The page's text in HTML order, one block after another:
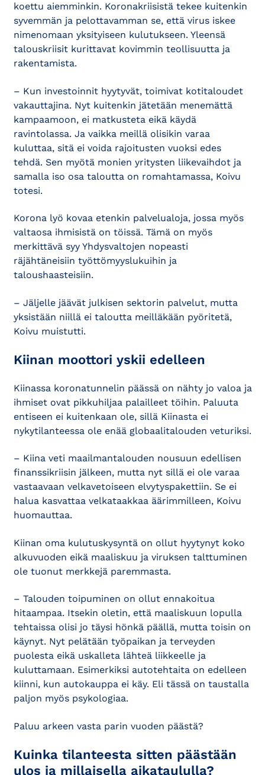
koettu aiemminkin. Koronakriisistä tekee kuitenkin
syvemmän ja pelottavamman se, että virus iskee
nimenomaan yksityiseen kulutukseen. Yleensä
talouskriisit kurittavat kovimmin teollisuutta ja
rakentamista.
– Kun investoinnit hyytyvät, toimivat kotitaloudet
vakauttajina. Nyt kuitenkin jätetään menemättä
kampaamoon, ei matkusteta eikä käydä
ravintolassa. Ja vaikka meillä olisikin varaa
kuluttaa, sitä ei voida rajoitusten vuoksi edes
tehdä. Sen myötä monien yritysten liikevaihdot ja
samalla iso osa taloutta on romahtamassa, Koivu
totesi.
Korona lyö kovaa etenkin palvelualoja, jossa myös
valtaosa ihmisistä on töissä. Tämä on myös
merkittävä syy Yhdysvaltojen nopeasti
räjähtäneisiin työttömyyslukuihin ja
taloushaasteisiin.
– Jäljelle jäävät julkisen sektorin palvelut, mutta
yksistään niillä ei taloutta meilläkään pyöritetä,
Koivu muistutti.
Kiinan moottori yskii edelleen
Kiinassa koronatunnelin päässä on nähty jo valoa ja
ihmiset ovat pikkuhiljaa palailleet töihin. Paluuta
entiseen ei kuitenkaan ole, sillä Kiinasta ei
nykytilanteessa ole enää globaalitalouden veturiksi.
– Kiina veti maailmantalouden nousuun edellisen
finanssikriisin jälkeen, mutta nyt sillä ei ole varaa
vastaavaan velkavetoiseen elvytyspakettiin. Se ei
halua kasvattaa velkataakkaa äärimmilleen, Koivu
huomauttaa.
Kiinan oma kulutuskysyntä on ollut hyytynyt koko
alkuvuoden eikä maaliskuu ja viruksen talttuminen
ole tuonut merkkejä paremmasta.
– Talouden toipuminen on ollut ennakoitua
hitaampaa. Itsekin oletin, että maaliskuun lopulla
tehtaissa olisi jo täysi hönkä päällä, mutta toisin on
käynyt. Nyt pelätään työpaikan ja terveyden
puolesta eikä uskalleta lähteä liikkeelle ja
kuluttamaan. Esimerkiksi autotehtaita on edelleen
kiinni, kun autokauppa ei käy. Eli tässä on taustalla
paljon myös psykologiaa.
Paluu arkeen vasta parin vuoden päästä?
Kuinka tilanteesta sitten päästään
ulos ja millaisella aikataululla?